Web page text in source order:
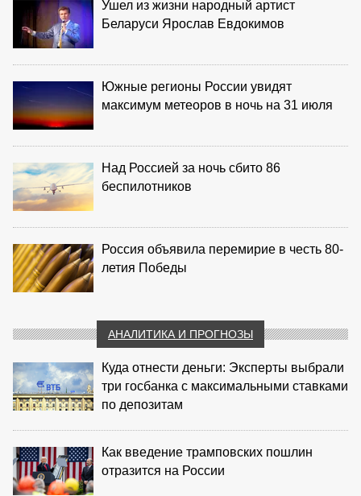
Ушел из жизни народный артист
Беларуси Ярослав Евдокимов
Южные регионы России увидят
максимум метеоров в ночь на 31 июля
Над Россией за ночь сбито 86
беспилотников
Россия объявила перемирие в честь 80-
летия Победы
АНАЛИТИКА И ПРОГНОЗЫ
Куда отнести деньги: Эксперты выбрали
три госбанка с максимальными ставками
по депозитам
Как введение трамповских пошлин
отразится на России